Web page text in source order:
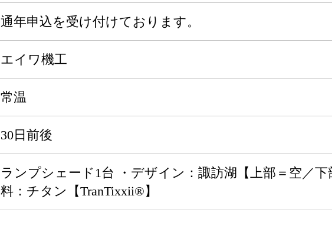
通年申込を受け付けております。
エイワ機工
常温
30日前後
ランプシェード1台 ・デザイン：諏訪湖【上部＝空／
料：チタン【TranTixxii®】